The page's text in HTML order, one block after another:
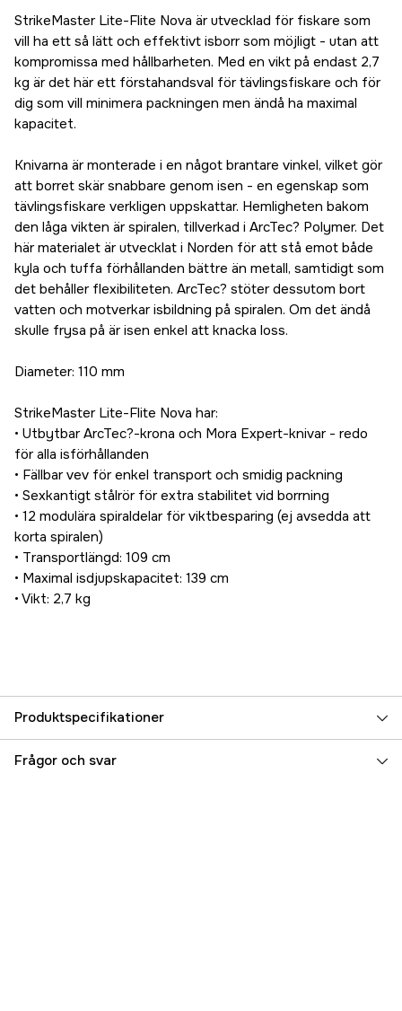
StrikeMaster Lite-Flite Nova är utvecklad för fiskare som
vill ha ett så lätt och effektivt isborr som möjligt - utan att
kompromissa med hållbarheten. Med en vikt på endast 2,7
kg är det här ett förstahandsval för tävlingsfiskare och för
dig som vill minimera packningen men ändå ha maximal
kapacitet.
Knivarna är monterade i en något brantare vinkel, vilket gör
att borret skär snabbare genom isen - en egenskap som
tävlingsfiskare verkligen uppskattar. Hemligheten bakom
den låga vikten är spiralen, tillverkad i ArcTec? Polymer. Det
här materialet är utvecklat i Norden för att stå emot både
kyla och tuffa förhållanden bättre än metall, samtidigt som
det behåller flexibiliteten. ArcTec? stöter dessutom bort
vatten och motverkar isbildning på spiralen. Om det ändå
skulle frysa på är isen enkel att knacka loss.
Diameter: 110 mm
StrikeMaster Lite-Flite Nova har:
• Utbytbar ArcTec?-krona och Mora Expert-knivar - redo
för alla isförhållanden
• Fällbar vev för enkel transport och smidig packning
• Sexkantigt stålrör för extra stabilitet vid borrning
• 12 modulära spiraldelar för viktbesparing (ej avsedda att
korta spiralen)
• Transportlängd: 109 cm
• Maximal isdjupskapacitet: 139 cm
• Vikt: 2,7 kg
Produktspecifikationer
Referensnummer 5000013350
Frågor och svar